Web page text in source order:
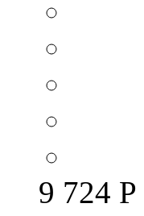
9 724 Р